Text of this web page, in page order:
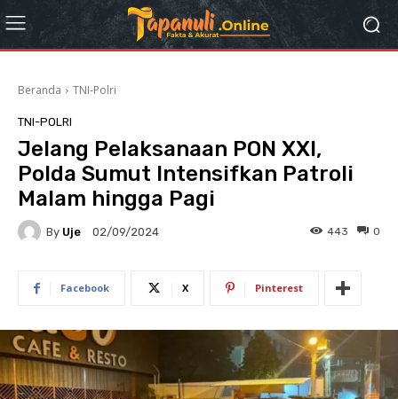
Beranda TNI-Polri
TNI-POLRI
Jelang Pelaksanaan PON XXI,
Polda Sumut Intensifkan Patroli
Malam hingga Pagi
By Uje 02/09/2024 0
443
Facebook X Pinterest